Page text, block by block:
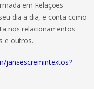
em Relações
dia a dia, e conta como
nos relacionamentos
e outros.
janaescremintextos?